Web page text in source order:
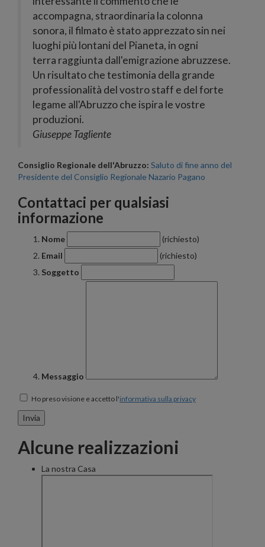
accompagna, straordinaria la colonna
sonora, il filmato è stato apprezzato sin nei
luoghi più lontani del Pianeta, in ogni
terra raggiunta dall'emigrazione abruzzese.
Un risultato che testimonia della grande
professionalità del vostro staff e del forte
legame all'Abruzzo che ispira le vostre
produzioni.
Giuseppe Tagliente
Consiglio Regionale dell'Abruzzo: Saluto di fine anno del
Presidente del Consiglio Regionale Nazario Pagano
Contattaci per qualsiasi
informazione
Nome
(richiesto)
Email
(richiesto)
Soggetto
Messaggio
Ho preso visione e accetto l'informativa sulla privacy
Alcune realizzazioni
La nostra Casa